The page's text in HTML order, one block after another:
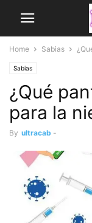
Home Sabias
Sabias
¿Qué
para la
By ultracab -